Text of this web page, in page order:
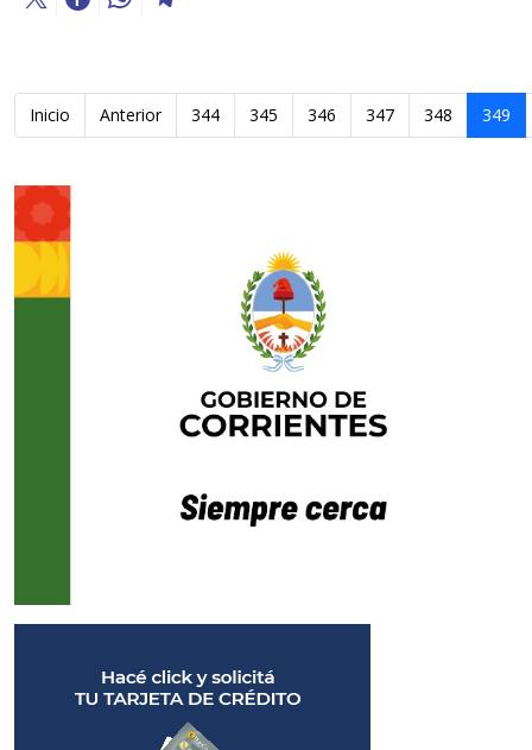
Inicio Anterior 344 345 346 347 348 349